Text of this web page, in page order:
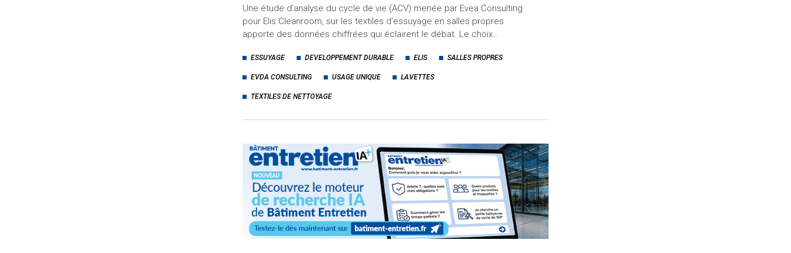
Une étude d’analyse du cycle de vie (ACV) menée par Evea Consulting
pour Elis Cleanroom, sur les textiles d’essuyage en salles propres
apporte des données chiffrées qui éclairent le débat. Le choix…
ESSUYAGE DEVELOPPEMENT DURABLE ELIS SALLES PROPRES
EVDA CONSULTING USAGE UNIQUE LAVETTES
TEXTILES DE NETTOYAGE